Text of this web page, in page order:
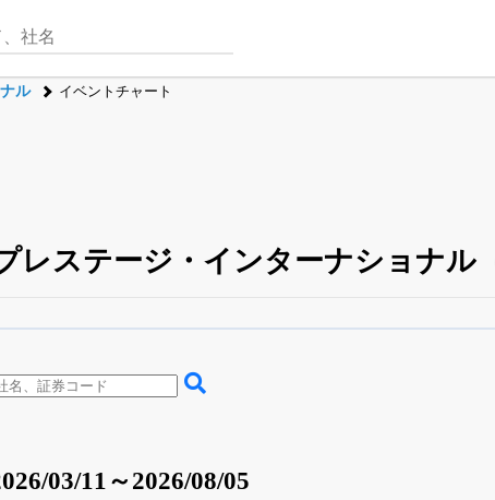
ル イベントチャート
レステージ・インターナショナル
無料でβ版をはじめる
03/11～2026/08/05